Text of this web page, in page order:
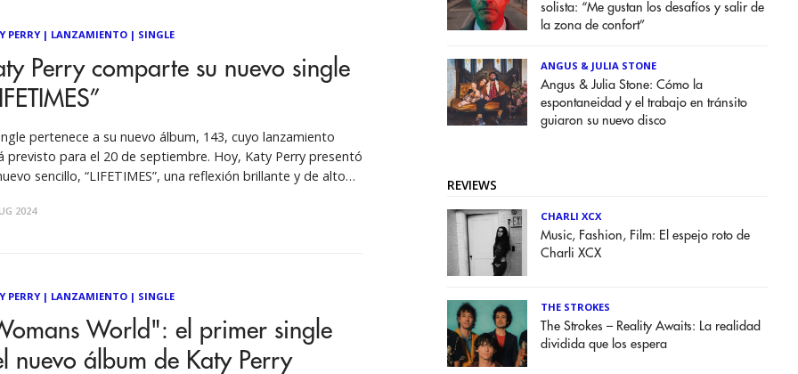
PERRY| LANZAMIENTO| SINGLE
Perry comparte su nuevo single
pertenece a su nuevo álbum, 143, cuyo lanzamiento
previsto para el 20 de septiembre. Hoy, Katy Perry presentó
sencillo, “LIFETIMES”, una reflexión brillante y de alto
143, que se lanzará el 20
2024
PERRY| LANZAMIENTO| SINGLE
World": el primer single
nuevo álbum de Katy Perry
solista: “Me gustan los desafíos y salir de
la zona de confort”
ANGUS & JULIA STONE
Angus & Julia Stone: Cómo la
espontaneidad y el trabajo en tránsito
guiaron su nuevo disco
REVIEWS
CHARLI XCX
Music, Fashion, Film: El espejo roto de
Charli XCX
THE STROKES
The Strokes – Reality Awaits: La realidad
dividida que los espera